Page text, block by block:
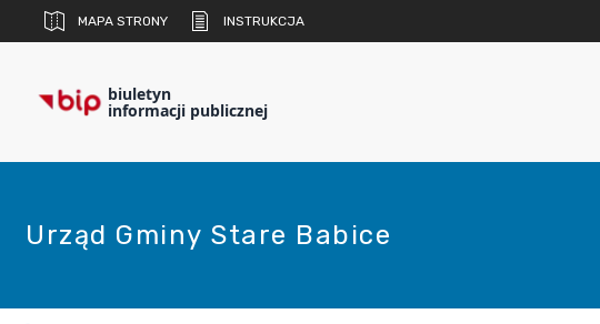
MAPA STRONY INSTRUKCJA
biuletyn
informacji publicznej
Urząd Gminy Stare Babice